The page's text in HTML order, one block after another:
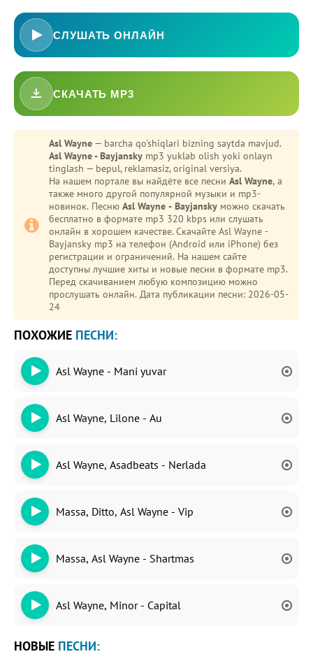
СЛУШАТЬ ОНЛАЙН
СКАЧАТЬ MP3
Asl Wayne — barcha qo'shiqlari bizning saytda mavjud.
Asl Wayne - Bayjansky mp3 yuklab olish yoki onlayn
tinglash — bepul, reklamasiz, original versiya.
На нашем портале вы найдёте все песни Asl Wayne, а
также много другой популярной музыки и mp3-
новинок. Песню Asl Wayne - Bayjansky можно скачать
бесплатно в формате mp3 320 kbps или слушать
онлайн в хорошем качестве. Скачайте Asl Wayne -
Bayjansky mp3 на телефон (Android или iPhone) без
регистрации и ограничений. На нашем сайте
доступны лучшие хиты и новые песни в формате mp3.
Перед скачиванием любую композицию можно
прослушать онлайн. Дата публикации песни: 2026-05-
24
ПОХОЖИЕ ПЕСНИ:
Asl Wayne - Mani yuvar
Asl Wayne, Lilone - Au
Asl Wayne, Asadbeats - Nerlada
Massa, Ditto, Asl Wayne - Vip
Massa, Asl Wayne - Shartmas
Asl Wayne, Minor - Capital
НОВЫЕ ПЕСНИ: